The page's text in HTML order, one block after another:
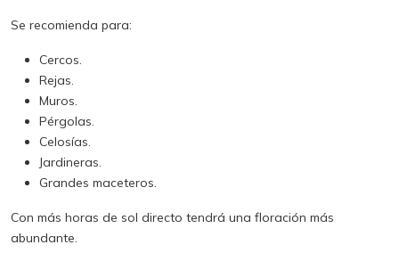
Se recomienda para:
Cercos.
Rejas.
Muros.
Pérgolas.
Celosías.
Jardineras.
Grandes maceteros.
Con más horas de sol directo tendrá una floración más
abundante.